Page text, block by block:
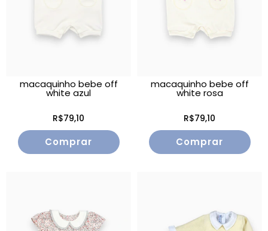
macaquinho bebe off
white azul
R$79,10
Comprar
macaquinho bebe off
white rosa
R$79,10
Comprar